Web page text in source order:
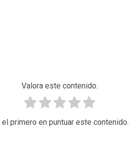
Valora este contenido.
el primero en puntuar este contenido.